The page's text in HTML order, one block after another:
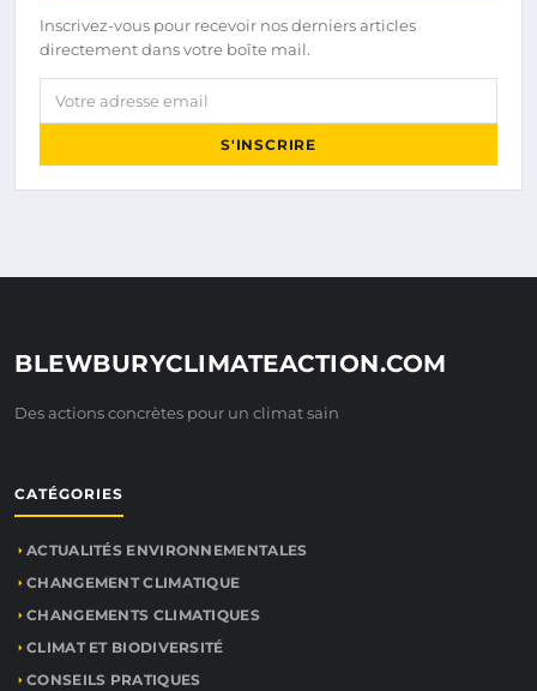
Inscrivez-vous pour recevoir nos derniers articles
directement dans votre boîte mail.
Votre adresse email
S'INSCRIRE
BLEWBURYCLIMATEACTION.COM
Des actions concrètes pour un climat sain
CATÉGORIES
ACTUALITÉS ENVIRONNEMENTALES
CHANGEMENT CLIMATIQUE
CHANGEMENTS CLIMATIQUES
CLIMAT ET BIODIVERSITÉ
CONSEILS PRATIQUES